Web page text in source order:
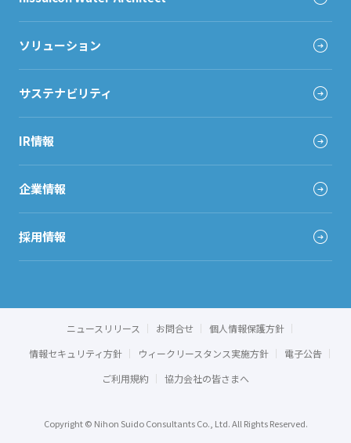
ソリューション
サステナビリティ
IR情報
企業情報
採用情報
ニュースリリース お問合せ
個人情報保護方針
情報セキュリティ方針
ウィークリースタンス実施方針
電子公告
ご利用規約
協力会社の皆さまへ
Copyright © Nihon Suido Consultants Co., Ltd. All Rights Reserved.